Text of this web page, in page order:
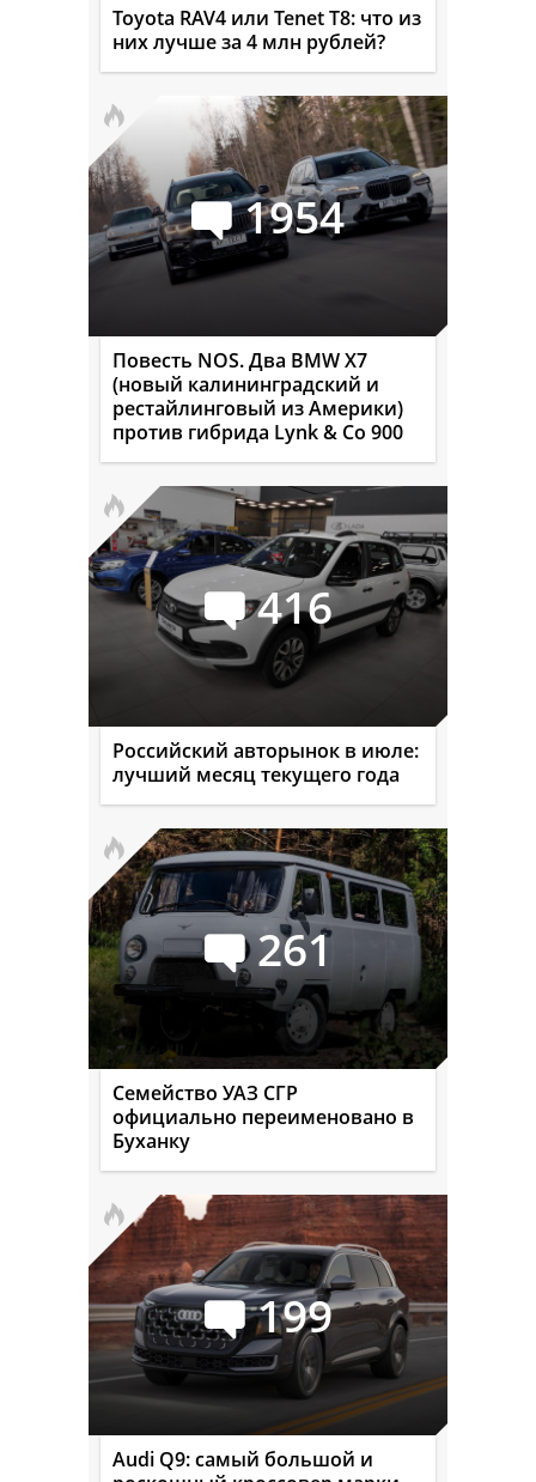
Toyota RAV4 или Tenet T8: что из
них лучше за 4 млн рублей?
1954
Повесть NOS. Два BMW X7
(новый калининградский и
рестайлинговый из Америки)
против гибрида Lynk & Co 900
416
Российский авторынок в июле:
лучший месяц текущего года
261
Семейство УАЗ СГР
официально переименовано в
Буханку
199
Audi Q9: самый большой и